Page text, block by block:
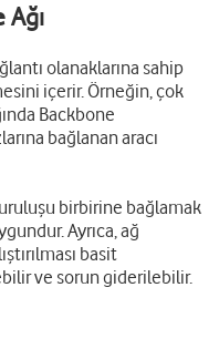
Ağı
olanaklarına sahip
içerir. Örneğin, çok
Backbone
bağlanan aracı
birbirine bağlamak
Ayrıca, ağ
basit
ve sorun giderilebilir.